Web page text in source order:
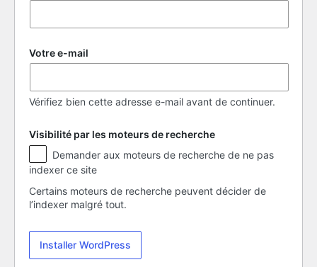
Votre e-mail
Vérifiez bien cette adresse e-mail avant de continuer.
Visibilité par les moteurs de recherche
Visibilité
par
les
moteurs
de
indexer ce site
Certains moteurs de recherche peuvent décider de
l’indexer malgré tout.